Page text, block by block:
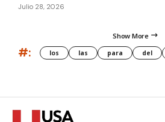
Julio 28, 2026
Show More
#: los las para del